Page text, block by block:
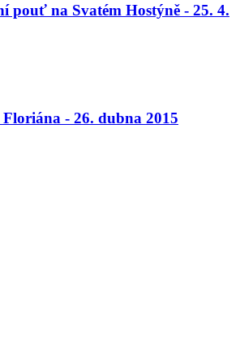
pouť na Svatém Hostýně - 25. 4.
- 26. dubna 2015